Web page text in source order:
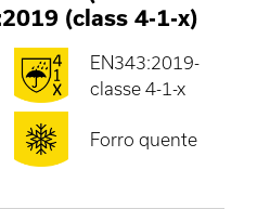
(class 4-1-x)
EN343:2019-
classe 4-1-x
Forro quente